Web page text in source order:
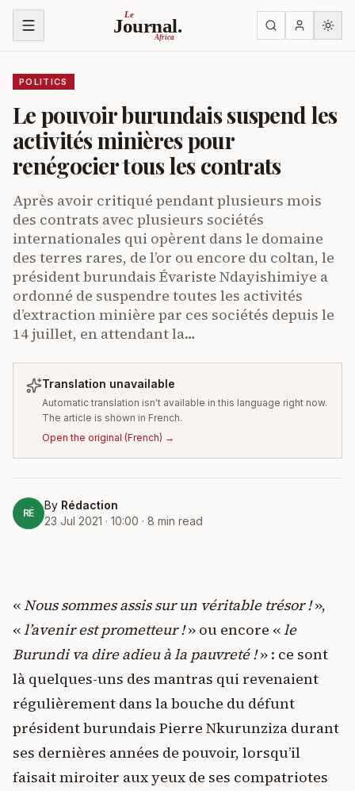
Skip to content Le
Journal.
Africa
POLITICS
Le pouvoir burundais suspend les
activités minières pour
renégocier tous les contrats
Après avoir critiqué pendant plusieurs mois
des contrats avec plusieurs sociétés
internationales qui opèrent dans le domaine
des terres rares, de l’or ou encore du coltan, le
président burundais Évariste Ndayishimiye a
ordonné de suspendre toutes les activités
d’extraction minière par ces sociétés depuis le
14 juillet, en attendant la…
Translation unavailable
Automatic translation isn't available in this language right now.
The article is shown in French.
Open the original (French) →
RÉ
By Rédaction
23 Jul 2021 · 10:00 · 8 min read
«Nous sommes assis sur un véritable trésor !»,
«l’avenir est prometteur !» ou encore «le
Burundi va dire adieu à la pauvreté !» : ce sont
là quelques-uns des mantras qui revenaient
régulièrement dans la bouche du défunt
président burundais Pierre Nkurunziza durant
ses dernières années de pouvoir, lorsqu’il
faisait miroiter aux yeux de ses compatriotes